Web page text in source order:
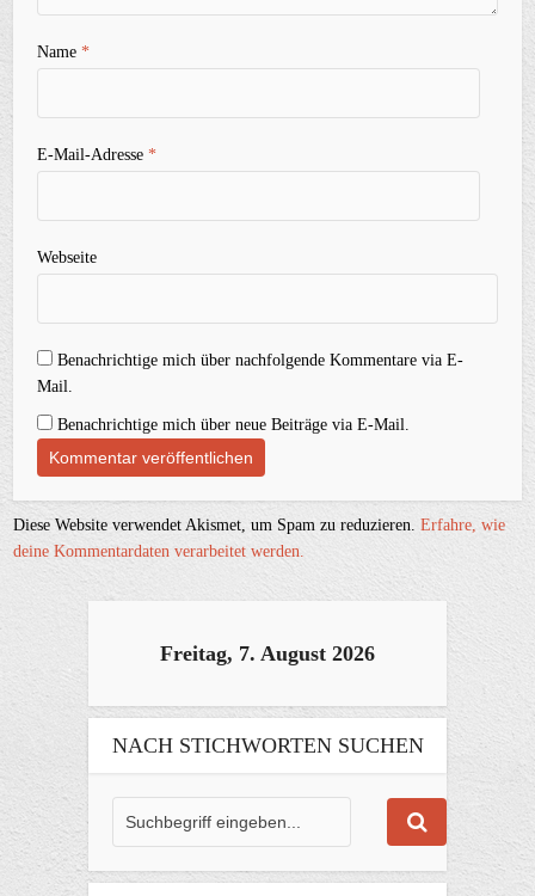
Name*
E-Mail-Adresse*
Webseite
Benachrichtige mich über nachfolgende Kommentare via E-
Mail.
Benachrichtige mich über neue Beiträge via E-Mail.
Diese Website verwendet Akismet, um Spam zu reduzieren.Erfahre, wie
deine Kommentardaten verarbeitet werden.
Freitag, 7. August 2026
NACH STICHWORTEN SUCHEN